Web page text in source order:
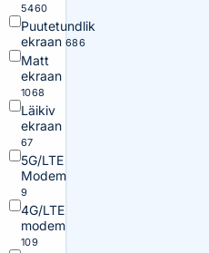
5460
Puutetundlik
ekraan 686
Matt
ekraan
1068
Läikiv
ekraan
67
5G/LTE
Modem
9
4G/LTE
modem
109